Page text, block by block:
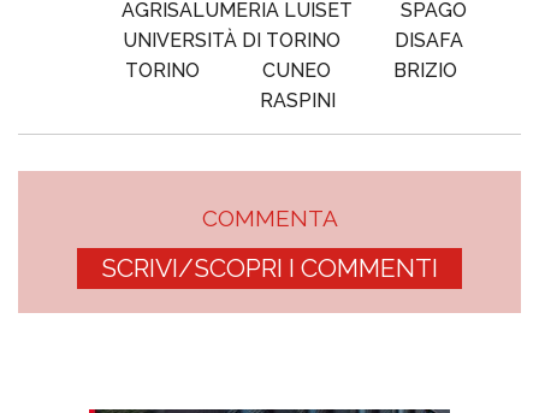
AGRISALUMERIA LUISET
SPAGO
UNIVERSITÀ DI TORINO
DISAFA
TORINO
CUNEO
BRIZIO
RASPINI
COMMENTA
SCRIVI/SCOPRI I COMMENTI